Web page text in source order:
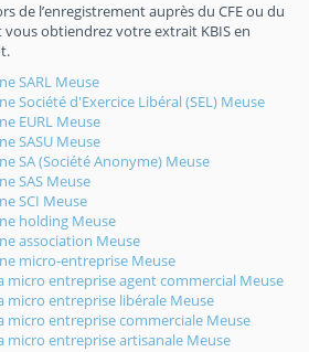
de l’enregistrement auprès du CFE ou du
obtiendrez votre extrait KBIS en
SARL Meuse
Société d'Exercice Libéral (SEL) Meuse
EURL Meuse
SASU Meuse
SA (Société Anonyme) Meuse
SAS Meuse
SCI Meuse
holding Meuse
association Meuse
micro-entreprise Meuse
micro entreprise agent commercial Meuse
micro entreprise libérale Meuse
micro entreprise commerciale Meuse
micro entreprise artisanale Meuse